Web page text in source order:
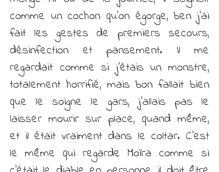
comme un cochon qu’on égorge, ben j’ai
fait les gestes de premiers secours,
désinfection et pansement. Il me
regardait comme si j’étais un monstre,
totalement horrifié, mais bon fallait bien
que le soigne le gars, j’allais pas le
laisser mourir sur place, quand même,
et il était vraiment dans le coltar. C’est
le même qui regarde Moïra comme si